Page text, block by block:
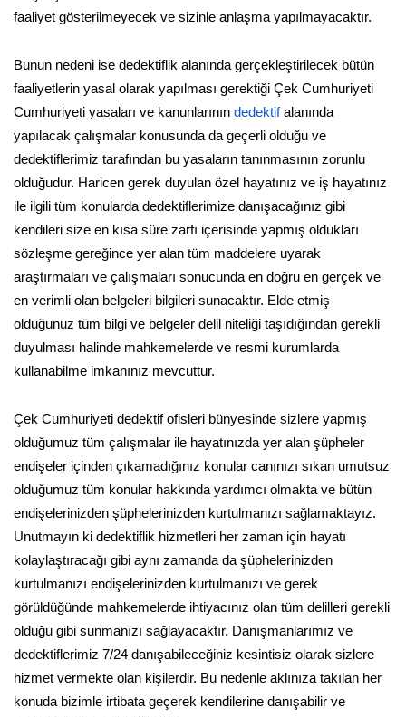
faaliyet gösterilmeyecek ve sizinle anlaşma yapılmayacaktır.
Bunun nedeni ise dedektiflik alanında gerçekleştirilecek bütün
faaliyetlerin yasal olarak yapılması gerektiği Çek Cumhuriyeti
Cumhuriyeti yasaları ve kanunlarının dedektifalanında
yapılacak çalışmalar konusunda da geçerli olduğu ve
dedektiflerimiz tarafından bu yasaların tanınmasının zorunlu
olduğudur. Haricen gerek duyulan özel hayatınız ve iş hayatınız
ile ilgili tüm konularda dedektiflerimize danışacağınız gibi
kendileri size en kısa süre zarfı içerisinde yapmış oldukları
sözleşme gereğince yer alan tüm maddelere uyarak
araştırmaları ve çalışmaları sonucunda en doğru en gerçek ve
en verimli olan belgeleri bilgileri sunacaktır. Elde etmiş
olduğunuz tüm bilgi ve belgeler delil niteliği taşıdığından gerekli
duyulması halinde mahkemelerde ve resmi kurumlarda
kullanabilme imkanınız mevcuttur.
Çek Cumhuriyeti dedektif ofisleri bünyesinde sizlere yapmış
olduğumuz tüm çalışmalar ile hayatınızda yer alan şüpheler
endişeler içinden çıkamadığınız konular canınızı sıkan umutsuz
olduğumuz tüm konular hakkında yardımcı olmakta ve bütün
endişelerinizden şüphelerinizden kurtulmanızı sağlamaktayız.
Unutmayın ki dedektiflik hizmetleri her zaman için hayatı
kolaylaştıracağı gibi aynı zamanda da şüphelerinizden
kurtulmanızı endişelerinizden kurtulmanızı ve gerek
görüldüğünde mahkemelerde ihtiyacınız olan tüm delilleri gerekli
olduğu gibi sunmanızı sağlayacaktır. Danışmanlarımız ve
dedektiflerimiz 7/24 danışabileceğiniz kesintisiz olarak sizlere
hizmet vermekte olan kişilerdir. Bu nedenle aklınıza takılan her
konuda bizimle irtibata geçerek kendilerine danışabilir ve